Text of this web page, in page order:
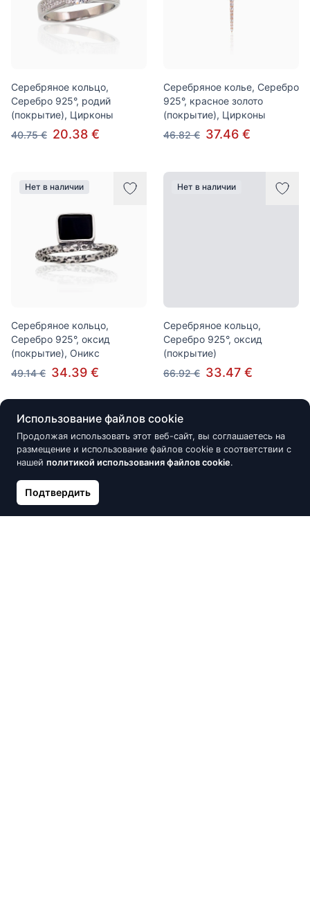
Серебряное кольцо,
Серебро 925°, родий
(покрытие), Цирконы
40.75 € 20.38 €
Серебряное колье, Серебро
925°, красное золото
(покрытие), Цирконы
46.82 € 37.46 €
Нет в наличии
Серебряное кольцо,
Серебро 925°, оксид
(покрытие), Оникс
49.14 € 34.39 €
Нет в наличии
Серебряное кольцо,
Серебро 925°, оксид
(покрытие)
66.92 € 33.47 €
Нет в наличии Нет в наличии
Использование файлов cookie
Продолжая использовать этот веб-сайт, вы соглашаетесь на
размещение и использование файлов cookie в соответствии с
нашей политикой использования файлов cookie.
Подтвердить